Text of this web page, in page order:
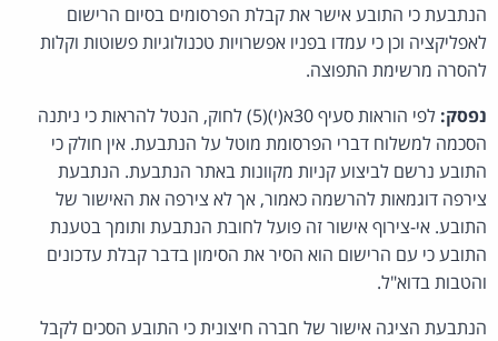
הנתבעת כי התובע אישר את קבלת הפרסומים בסיום הרישום
לאפליקציה וכן כי עמדו בפניו אפשרויות טכנולוגיות פשוטות וקלות
להסרה מרשימת התפוצה.
נפסק:
לפי הוראות סעיף 30א(י)(5) לחוק, הנטל להראות כי ניתנה
הסכמה למשלוח דברי הפרסומת מוטל על הנתבעת. אין חולק כי
התובע נרשם לביצוע קניות מקוונות באתר הנתבעת. הנתבעת
צירפה דוגמאות להרשמה כאמור, אך לא צירפה את האישור של
התובע. אי-צירוף אישור זה פועל לחובת הנתבעת ותומך בטענת
התובע כי עם הרישום הוא הסיר את הסימון בדבר קבלת עדכונים
והטבות בדוא"ל.
הנתבעת הציגה אישור של חברה חיצונית כי התובע הסכים לקבל